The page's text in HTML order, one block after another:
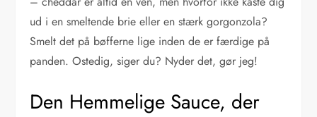
ud i en smeltende brie eller en stærk gorgonzola?
Smelt det på bøfferne lige inden de er færdige på
panden. Ostedig, siger du? Nyder det, gør jeg!
Den Hemmelige Sauce, der